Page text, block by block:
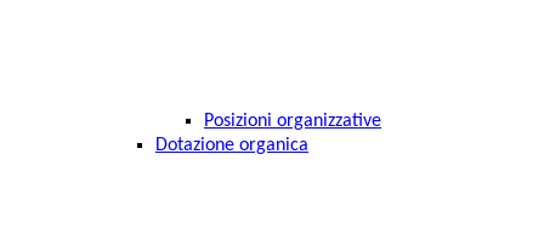
Posizioni organizzative
Dotazione organica